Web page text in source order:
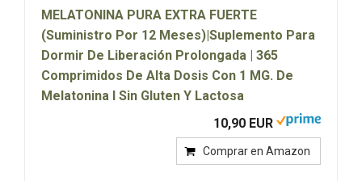
MELATONINA PURA EXTRA FUERTE
(Suministro Por 12 Meses)|Suplemento Para
Dormir De Liberación Prolongada | 365
Comprimidos De Alta Dosis Con 1 MG. De
Melatonina I Sin Gluten Y Lactosa
10,90 EUR
Comprar en Amazon